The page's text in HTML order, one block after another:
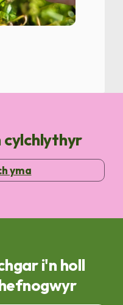
cylchlythyr
yma
i'n holl